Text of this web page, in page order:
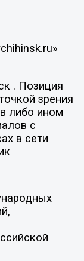
. Позиция
зрения
либо ином
с
в сети